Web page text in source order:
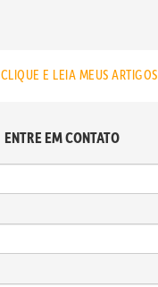
CLIQUE E LEIA MEUS ARTIGOS
ENTRE EM CONTATO